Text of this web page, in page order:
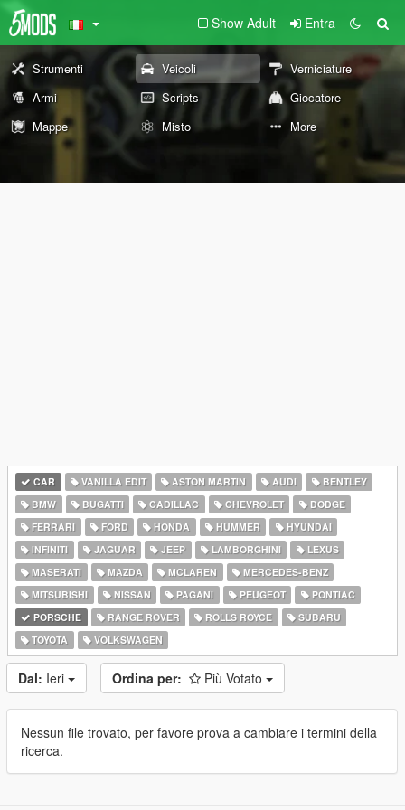
Show Adult Entra
Strumenti Veicoli
Verniciature
Armi
Scripts
Giocatore
Mappe
Misto More
CAR VANILLA EDIT ASTON MARTIN AUDI
BENTLEY
BMW
BUGATTI CADILLAC CHEVROLET
DODGE
FERRARI
FORD HONDA HUMMER
HYUNDAI
INFINITI
JAGUAR JEEP LAMBORGHINI
LEXUS
MASERATI
MAZDA MCLAREN
MERCEDES-BENZ
MITSUBISHI
NISSAN PAGANI PEUGEOT
PONTIAC
PORSCHE
RANGE ROVER ROLLS ROYCE
SUBARU
TOYOTA
VOLKSWAGEN
Dal: Ieri Ordina per: Più Votato
Nessun file trovato, per favore prova a cambiare i termini della
ricerca.